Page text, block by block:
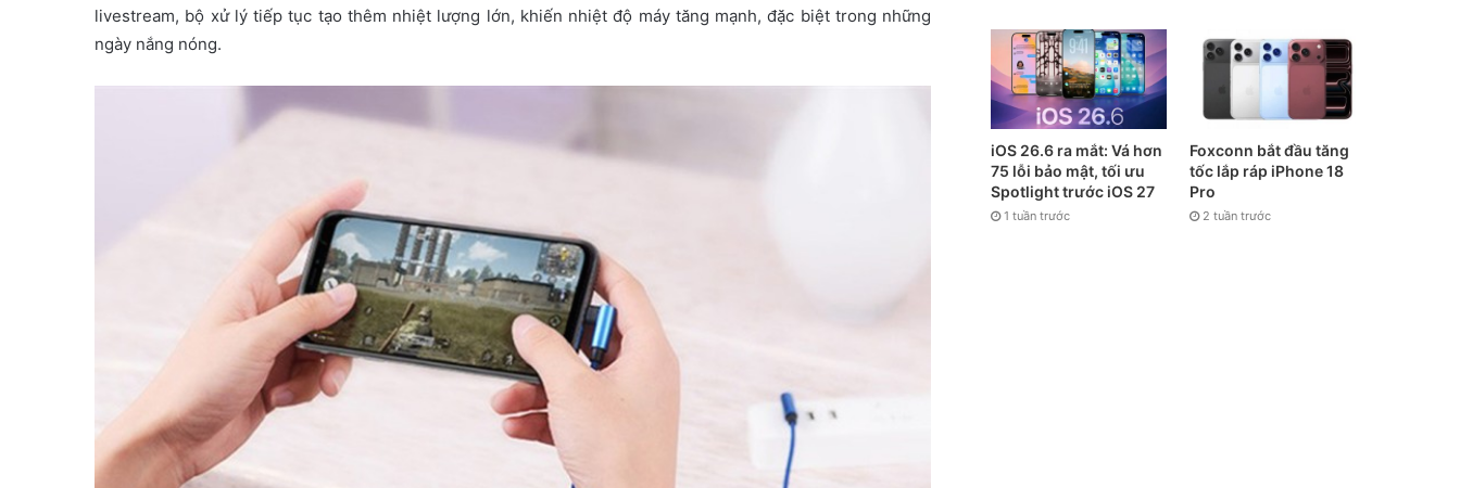
livestream, bộ xử lý tiếp tục tạo thêm nhiệt lượng lớn, khiến nhiệt độ máy tăng mạnh, đặc biệt trong những
ngày nắng nóng.
iOS 26.6 ra mắt: Vá hơn
75 lỗi bảo mật, tối ưu
Spotlight trước iOS 27
1 tuần trước
Foxconn bắt đầu tăng
tốc lắp ráp iPhone 18
Pro
2 tuần trước